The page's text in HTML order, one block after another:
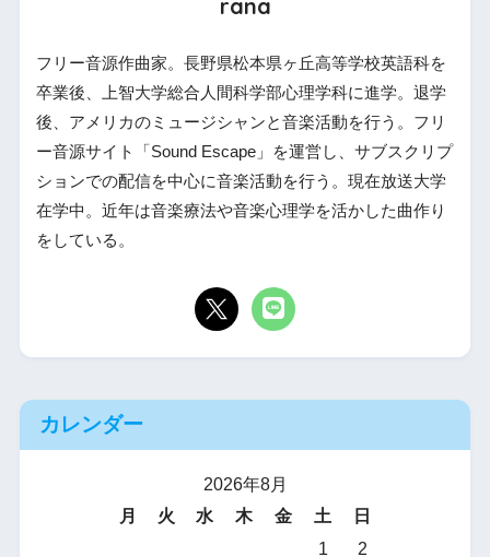
rana
フリー音源作曲家。長野県松本県ヶ丘高等学校英語科を
卒業後、上智大学総合人間科学部心理学科に進学。退学
後、アメリカのミュージシャンと音楽活動を行う。フリ
ー音源サイト「Sound Escape」を運営し、サブスクリプ
ションでの配信を中心に音楽活動を行う。現在放送大学
在学中。近年は音楽療法や音楽心理学を活かした曲作り
をしている。
カレンダー
2026年8月
月
火 水 木 金 土
日
1
2